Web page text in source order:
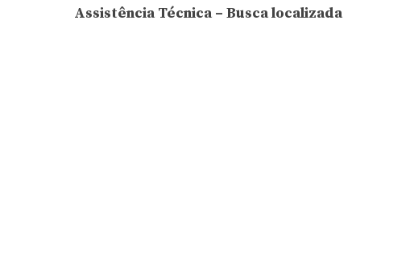
Assistência Técnica – Busca localizada